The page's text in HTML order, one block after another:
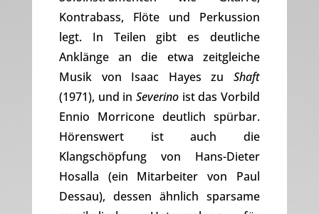
Kontrabass, Flöte und Perkussion
legt. In Teilen gibt es deutliche
Anklänge an die etwa zeitgleiche
Musik von Isaac Hayes zuShaft
(1971), und in Severino ist das Vorbild
Ennio Morricone deutlich spürbar.
Hörenswert ist auch die
Klangschöpfung von Hans-Dieter
Hosalla (ein Mitarbeiter von Paul
Dessau), dessen ähnlich sparsame